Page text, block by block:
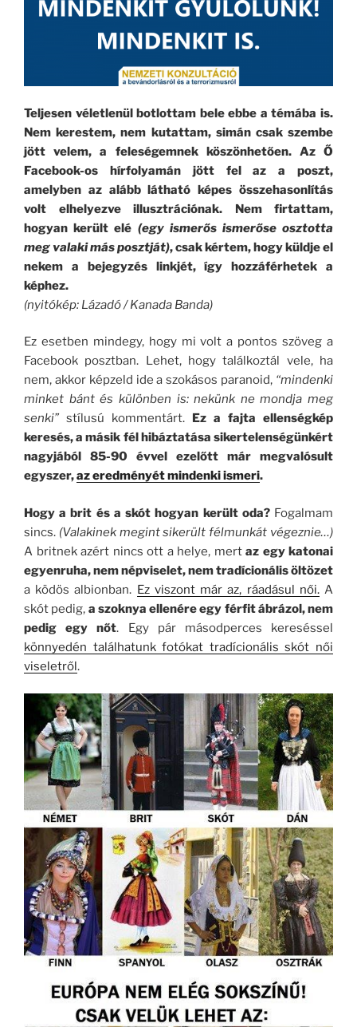
Teljesen véletlenül botlottam bele ebbe a témába is.
Nem kerestem, nem kutattam, simán csak szembe
jött velem, a feleségemnek köszönhetően. Az Ő
Facebook-os hírfolyamán jött fel az a poszt,
amelyben az alább látható képes összehasonlítás
volt elhelyezve illusztrációnak. Nem firtattam,
hogyan került elé (egy ismerős ismerőse osztotta
meg valaki más posztját), csak kértem, hogy küldje el
nekem a bejegyzés linkjét, így hozzáférhetek a
képhez.
(nyitókép: Lázadó / Kanada Banda)
Ez esetben mindegy, hogy mi volt a pontos szöveg a
Facebook posztban. Lehet, hogy találkoztál vele, ha
nem, akkor képzeld ide a szokásos paranoid, “mindenki
minket bánt és különben is: nekünk ne mondja meg
senki” stílusú kommentárt. Ez a fajta ellenségkép
keresés, a másik fél hibáztatása sikertelenségünkért
nagyjából 85-90 évvel ezelőtt már megvalósult
egyszer,az eredményét mindenki ismeri.
Hogy a brit és a skót hogyan került oda?Fogalmam
sincs. (Valakinek megint sikerült félmunkát végeznie…)
A britnek azért nincs ott a helye, mert az egy katonai
egyenruha, nem népviselet, nem tradícionális öltözet
a ködös albionban. Ez viszont már az, ráadásul női.A
skót pedig, a szoknya ellenére egy férfit ábrázol, nem
pedig egy nőt. Egy pár másodperces kereséssel
könnyedén találhatunk fotókat tradícionális skót női
viseletről.